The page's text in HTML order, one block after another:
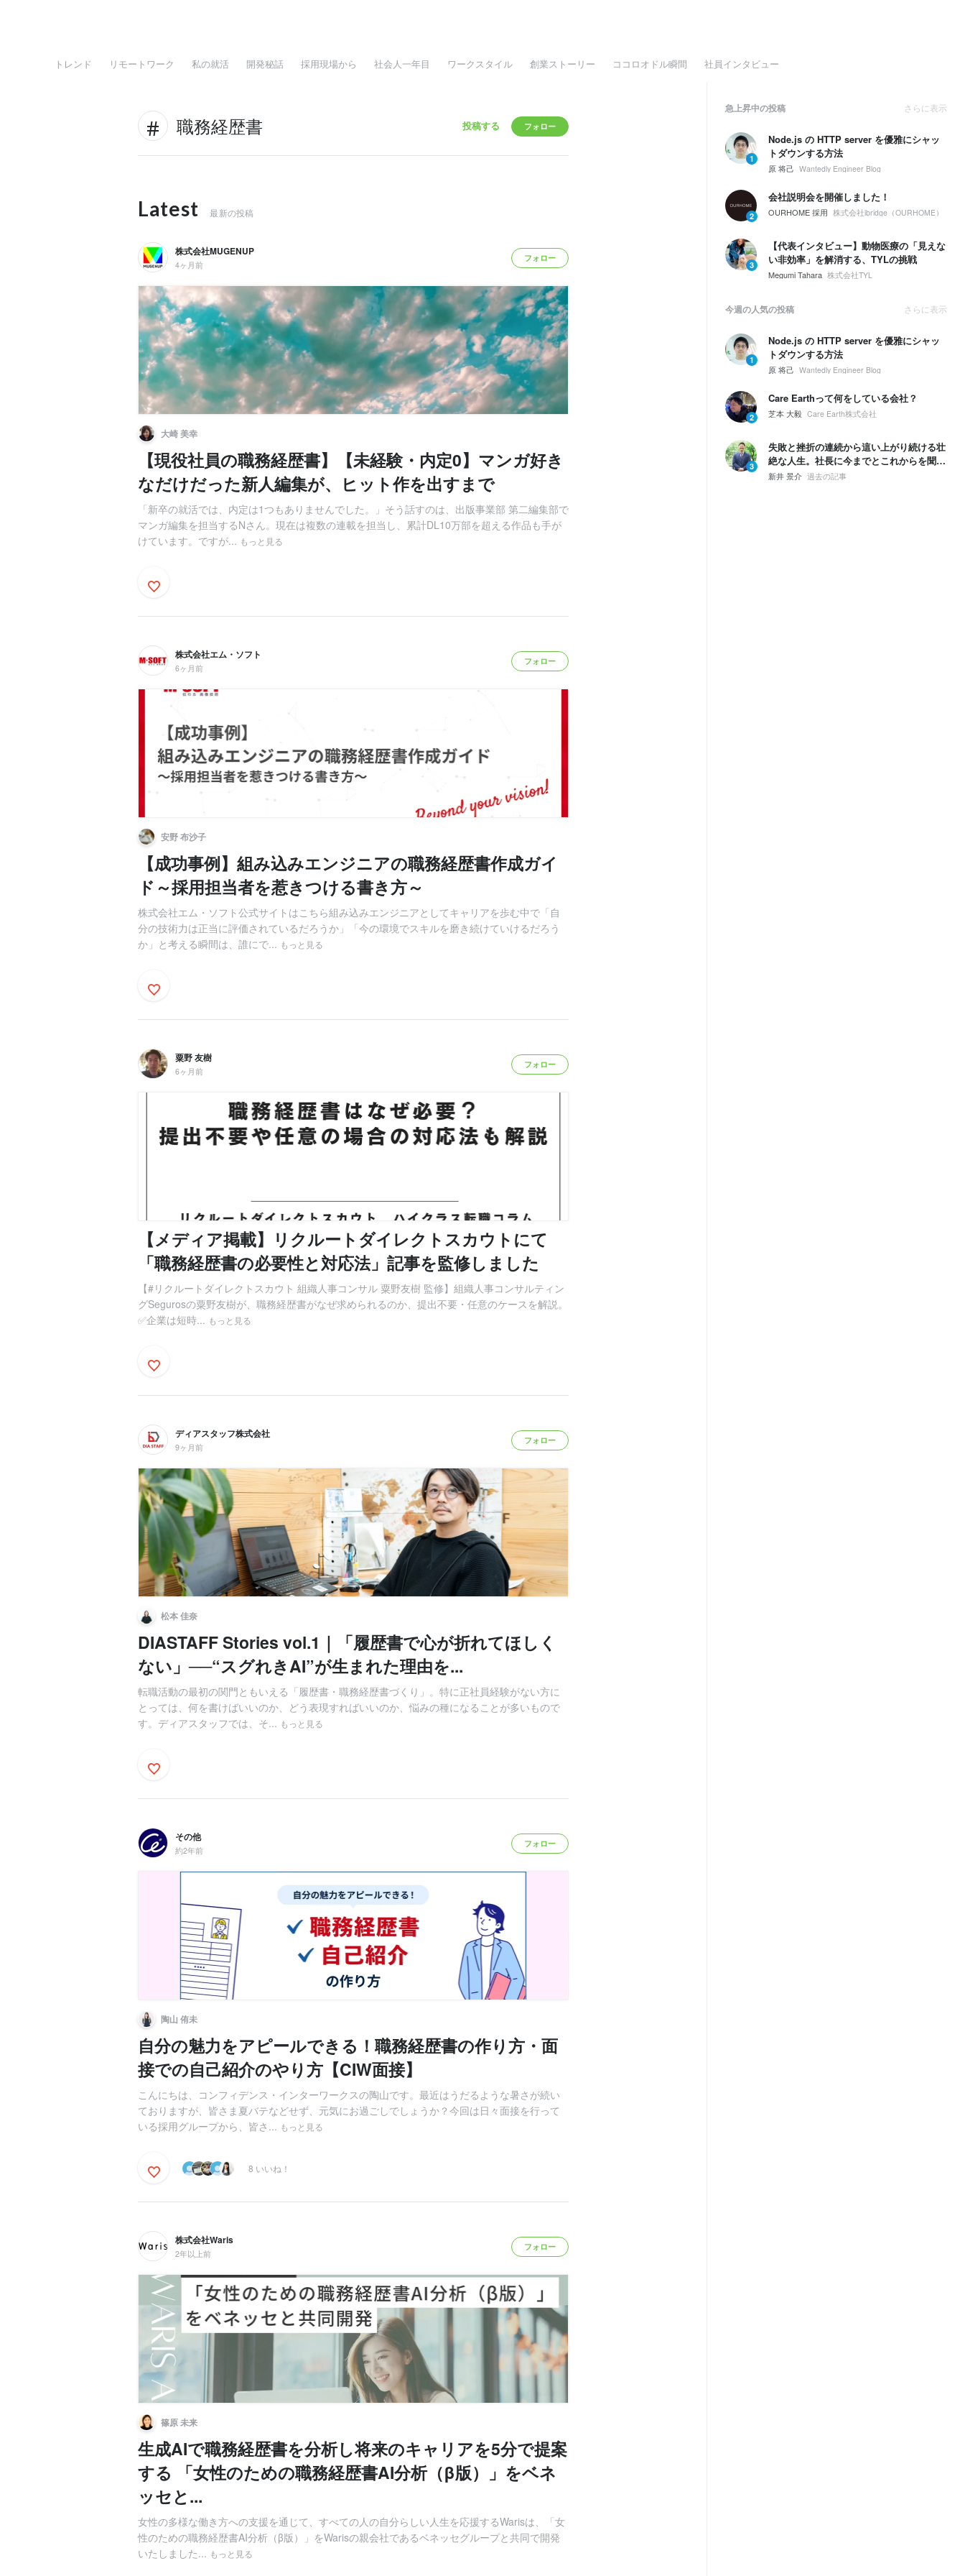
トレンド リモートワーク 私の就活 開発秘話 採用現場から 社会人一年目 ワークスタイル 創業ストーリー ココロオドル瞬間 社員インタビュー
職務経歴書 投稿する フォロー
Latest 最新の投稿
株式会社MUGENUP
4ヶ月前
フォロー
大崎 美幸
【現役社員の職務経歴書】【未経験・内定0】マンガ好き
なだけだった新人編集が、ヒット作を出すまで
「新卒の就活では、内定は1つもありませんでした。」そう話すのは、出版事業部 第二編集部で
マンガ編集を担当するNさん。現在は複数の連載を担当し、累計DL10万部を超える作品も手が
けています。ですが... もっと見る
株式会社エム・ソフト
6ヶ月前
フォロー
安野 布沙子
【成功事例】組み込みエンジニアの職務経歴書作成ガイ
ド～採用担当者を惹きつける書き方～
株式会社エム・ソフト公式サイトはこちら組み込みエンジニアとしてキャリアを歩む中で「自
分の技術力は正当に評価されているだろうか」「今の環境でスキルを磨き続けていけるだろう
か」と考える瞬間は、誰にで... もっと見る
粟野 友樹
6ヶ月前
フォロー
【メディア掲載】リクルートダイレクトスカウトにて
「職務経歴書の必要性と対応法」記事を監修しました
【#リクルートダイレクトスカウト 組織人事コンサル 粟野友樹 監修】組織人事コンサルティン
グSegurosの粟野友樹が、職務経歴書がなぜ求められるのか、提出不要・任意のケースを解説。
✅企業は短時... もっと見る
ディアスタッフ株式会社
9ヶ月前
フォロー
松本 佳奈
DIASTAFF Stories vol.1｜「履歴書で心が折れてほしく
ない」──“スグれきAI”が生まれた理由を...
転職活動の最初の関門ともいえる「履歴書・職務経歴書づくり」。特に正社員経験がない方に
とっては、何を書けばいいのか、どう表現すればいいのか、悩みの種になることが多いもので
す。ディアスタッフでは、そ... もっと見る
その他
約2年前
フォロー
陶山 侑未
自分の魅力をアピールできる！職務経歴書の作り方・面
接での自己紹介のやり方【CIW面接】
こんにちは、コンフィデンス・インターワークスの陶山です。最近はうだるような暑さが続い
ておりますが、皆さま夏バテなどせず、元気にお過ごしでしょうか？今回は日々面接を行って
いる採用グループから、皆さ... もっと見る
8 いいね！
株式会社Waris
2年以上前
フォロー
篠原 未来
生成AIで職務経歴書を分析し将来のキャリアを5分で提案
する 「女性のための職務経歴書AI分析（β版）」をベネ
ッセと...
女性の多様な働き方への支援を通じて、すべての人の自分らしい人生を応援するWarisは、「女
性のための職務経歴書AI分析（β版）」をWarisの親会社であるベネッセグループと共同で開発
いたしました... もっと見る
急上昇中の投稿 さらに表示
1
Node.js の HTTP server を優雅にシャッ
トダウンする方法
原 将己 Wantedly Engineer Blog
2
会社説明会を開催しました！
OURHOME 採用 株式会社ibridge（OURHOME）
3
【代表インタビュー】動物医療の「見えな
い非効率」を解消する、TYLの挑戦
Megumi Tahara 株式会社TYL
今週の人気の投稿 さらに表示
1
Node.js の HTTP server を優雅にシャッ
トダウンする方法
原 将己 Wantedly Engineer Blog
2
Care Earthって何をしている会社？
芝本 大毅 Care Earth株式会社
3
失敗と挫折の連続から這い上がり続ける壮
絶な人生。社長に今までとこれからを聞い
てみた。
新井 景介 過去の記事